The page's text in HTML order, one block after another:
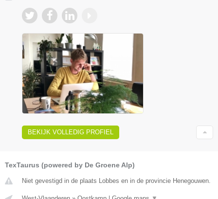
BEKIJK VOLLEDIG PROFIEL
TexTaurus (powered by De Groene Alp)
Niet gevestigd in de plaats Lobbes en in de provincie Henegouwen.